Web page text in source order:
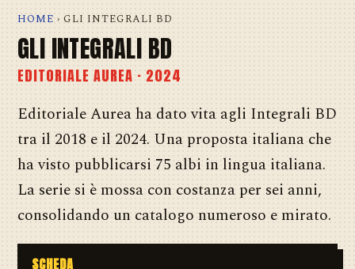
HOME › GLI INTEGRALI BD
GLI INTEGRALI BD
EDITORIALE AUREA · 2024
Editoriale Aurea ha dato vita agli Integrali BD
tra il 2018 e il 2024. Una proposta italiana che
ha visto pubblicarsi 75 albi in lingua italiana.
La serie si è mossa con costanza per sei anni,
consolidando un catalogo numeroso e mirato.
SCHEDA